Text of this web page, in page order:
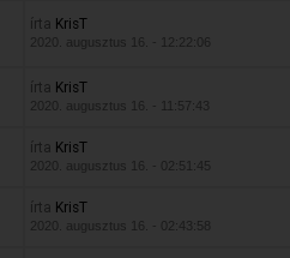
írta KrisT
2020. augusztus 16. - 12:22:06
írta KrisT
2020. augusztus 16. - 11:57:43
írta KrisT
2020. augusztus 16. - 02:51:45
írta KrisT
2020. augusztus 16. - 02:43:58